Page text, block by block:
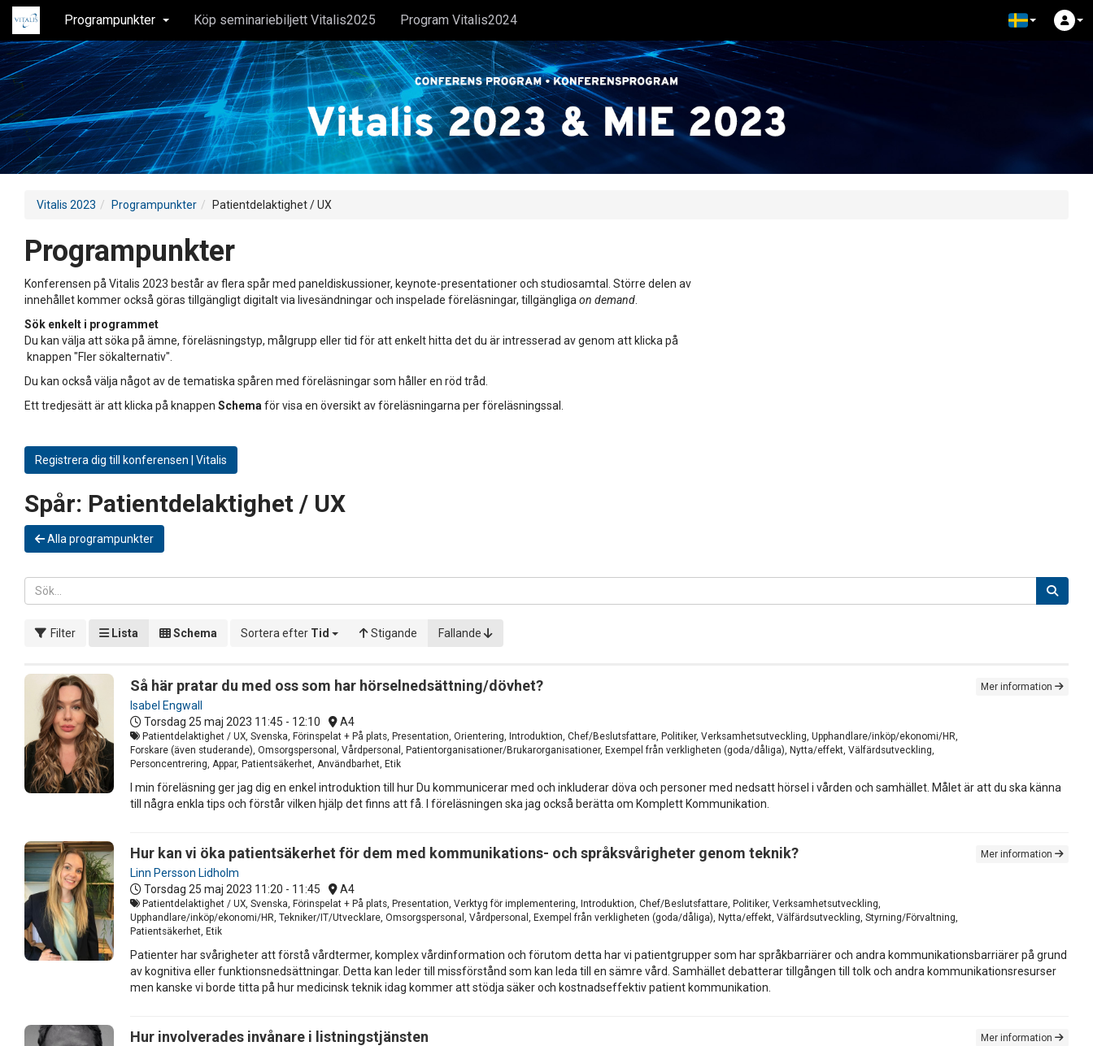
Programpunkter Köp seminariebiljett Vitalis2025 Program Vitalis2024
Vitalis 2023 Programpunkter Patientdelaktighet / UX
Programpunkter
Konferensen på Vitalis 2023 består av flera spår med paneldiskussioner, keynote-presentationer och studiosamtal. Större delen av
innehållet kommer också göras tillgängligt digitalt via livesändningar och inspelade föreläsningar, tillgängliga on demand
Sök enkelt i programmet
Du kan välja att söka på ämne, föreläsningstyp, målgrupp eller tid för att enkelt hitta det du är intresserad av genom att klicka på
knappen "Fler sökalternativ".
Du kan också välja något av de tematiska spåren med föreläsningar som håller en röd tråd.
Ett tredjesätt är att klicka på knappen Schema för visa en översikt av föreläsningarna per föreläsningssal.
Registrera dig till konferensen | Vitalis
Spår: Patientdelaktighet / UX
Alla programpunkter
Filter Lista Schema Sortera efter Tid Stigande Fallande
Så här pratar du med oss som har hörselnedsättning/dövhet?
Isabel Engwall
Torsdag 25 maj 2023 11:45 - 12:10 A4
Patientdelaktighet / UX, Svenska, Förinspelat + På plats, Presentation, Orientering, Introduktion, Chef/Beslutsfattare, Politiker, Verksamhetsutveckling, Upphandlare/inköp/ekonomi/HR,
Forskare (även studerande), Omsorgspersonal, Vårdpersonal, Patientorganisationer/Brukarorganisationer, Exempel från verkligheten (goda/dåliga), Nytta/effekt, Välfärdsutveckling,
Personcentrering, Appar, Patientsäkerhet, Användbarhet, Etik
Mer information
I min föreläsning ger jag dig en enkel introduktion till hur Du kommunicerar med och inkluderar döva och personer med nedsatt hörsel i vården och samhället. Målet är att du ska känna
till några enkla tips och förstår vilken hjälp det finns att få. I föreläsningen ska jag också berätta om Komplett Kommunikation.
Hur kan vi öka patientsäkerhet för dem med kommunikations- och språksvårigheter genom teknik?
Linn Persson Lidholm
Torsdag 25 maj 2023 11:20 - 11:45 A4
Patientdelaktighet / UX, Svenska, Förinspelat + På plats, Presentation, Verktyg för implementering, Introduktion, Chef/Beslutsfattare, Politiker, Verksamhetsutveckling,
Upphandlare/inköp/ekonomi/HR, Tekniker/IT/Utvecklare, Omsorgspersonal, Vårdpersonal, Exempel från verkligheten (goda/dåliga), Nytta/effekt, Välfärdsutveckling, Styrning/Förvaltning,
Patientsäkerhet, Etik
Mer information
Patienter har svårigheter att förstå vårdtermer, komplex vårdinformation och förutom detta har vi patientgrupper som har språkbarriärer och andra kommunikationsbarriärer på grund
av kognitiva eller funktionsnedsättningar. Detta kan leder till missförstånd som kan leda till en sämre vård. Samhället debatterar tillgången till tolk och andra kommunikationsresurser
men kanske vi borde titta på hur medicinsk teknik idag kommer att stödja säker och kostnadseffektiv patient kommunikation.
Hur involverades invånare i listningstjänsten Mer information